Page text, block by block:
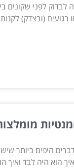
לבדוק לפני שקונים
(ובצדק) לקנות
היפים ביותר
איך הוא היה לבד ואיך